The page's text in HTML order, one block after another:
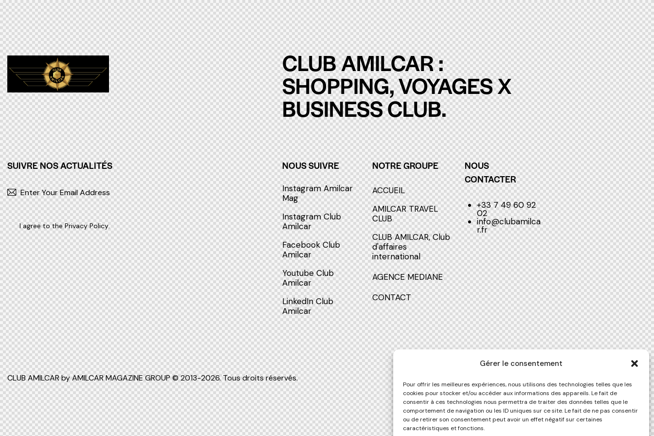
Gérer le consentement
Pour offrir les meilleures expériences, nous utilisons des technologies telles que les
cookies pour stocker et/ou accéder aux informations des appareils. Le fait de
consentir à ces technologies nous permettra de traiter des données telles que le
comportement de navigation ou les ID uniques sur ce site. Le fait de ne pas consentir
ou de retirer son consentement peut avoir un effet négatif sur certaines
caractéristiques et fonctions.
CLUB AMILCAR :
SHOPPING, VOYAGES X
BUSINESS CLUB.
SUIVRE NOS ACTUALITÉS
S'INCRIRE - SUBSCRIBE
I agree to thePrivacy Policy.
NOUS SUIVRE
Instagram Amilcar
Mag
Instagram Club
Amilcar
Facebook Club
Amilcar
Youtube Club
Amilcar
LinkedIn Club
Amilcar
NOTRE GROUPE
ACCUEIL
AMILCAR TRAVEL
CLUB
CLUB AMILCAR, Club
d'affaires
international
AGENCE MEDIANE
CONTACT
NOUS
CONTACTER
+33 7 49 60 92
02
info@clubamilca
r.fr
CLUB AMILCAR by AMILCAR MAGAZINE GROUP© 2013-2026. Tous droits réservés.